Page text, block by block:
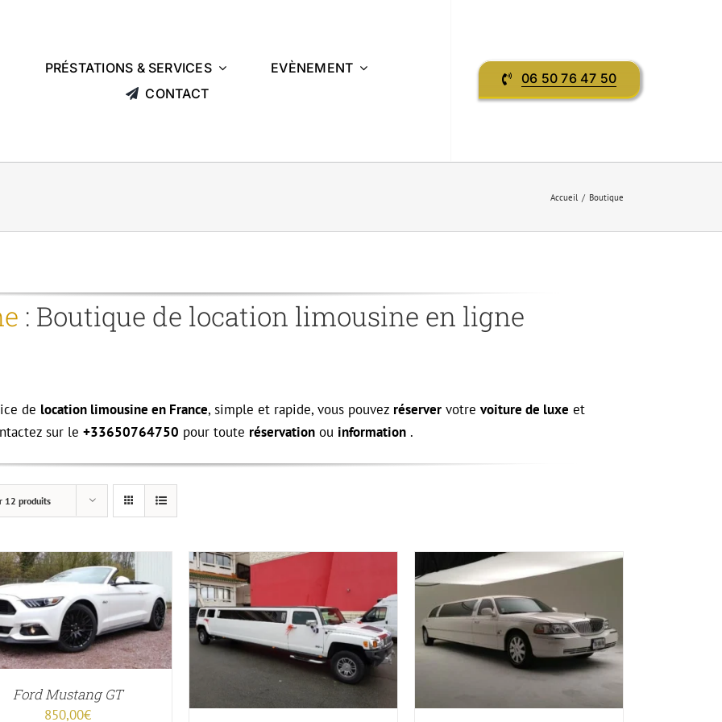
PRÉSTATIONS & SERVICES
EVÈNEMENT
CONTACT
06 50 76 47 50
Accueil Boutique
: Boutique de location limousine en ligne
de location limousine en France, simple et rapide, vous pouvez réserver votre voiture de luxe et
sur le +33650764750 pour toute réservation ou information .
12 produits
Ford Mustang GT
850,00€
Note4.25
sur 5
CHOIX DES OPTIONS CE
PRODUIT
PLUSIEURS
/ APERÇU Note
4.13
sur 5
AJOUTER AU PANIER / APERÇU